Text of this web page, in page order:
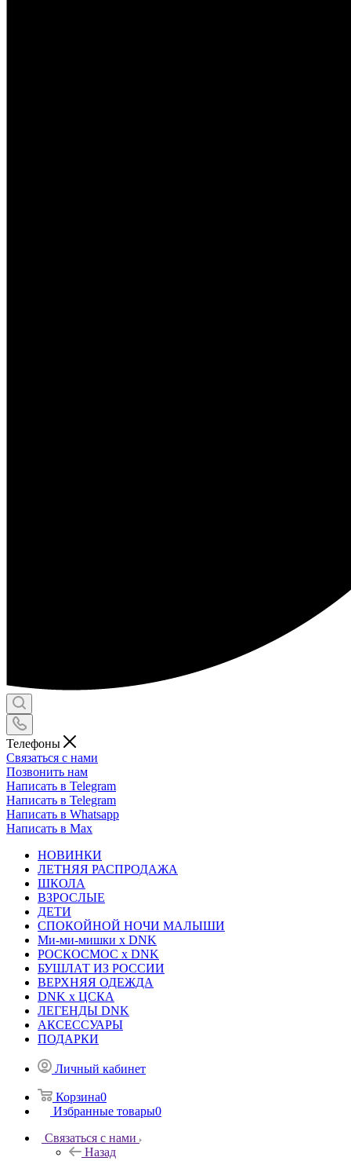
Телефоны
Связаться с нами
Позвонить нам
Написать в Telegram
Написать в Telegram
Написать в Whatsapp
Написать в Max
НОВИНКИ
ЛЕТНЯЯ РАСПРОДАЖА
ШКОЛА
ВЗРОСЛЫЕ
ДЕТИ
СПОКОЙНОЙ НОЧИ МАЛЫШИ
Ми-ми-мишки x DNK
РОСКОСМОС x DNK
БУШЛАТ ИЗ РОССИИ
ВЕРХНЯЯ ОДЕЖДА
DNK x ЦСКА
ЛЕГЕНДЫ DNK
АКСЕССУАРЫ
ПОДАРКИ
Личный кабинет
Корзина0
Избранные товары0
Связаться с нами
Назад